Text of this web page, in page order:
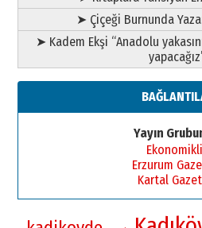
➤ Çiçeği Burnunda
➤ Kadem Ekşi “Anadolu
Yayın
Erzurum
Kartal